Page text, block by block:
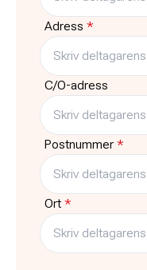
Adress *
C/O-adress
Postnummer *
Ort *